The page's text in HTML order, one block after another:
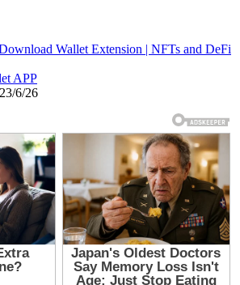
Wallet Extension | NFTs and DeFi
APP
23/6/26